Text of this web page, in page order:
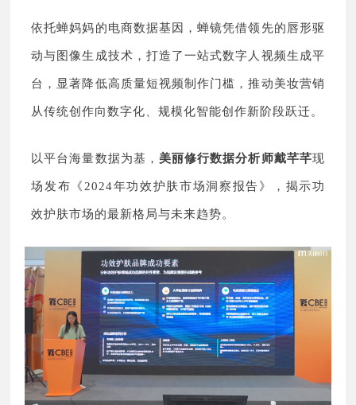
依托蝉妈妈的电商数据基因，蝉镜凭借领先的唇形驱
动与图像生成技术，打造了一站式数字人视频生成平
台，显著降低高质量短视频制作门槛，推动美妆营销
从传统创作向数字化、规模化智能创作新阶段跃迁。
以平台海量数据为基， 美丽修行数据分析师戴芊芊现
场发布《2024年功效护肤市场洞察报告》，揭示功
效护肤市场的最新格局与未来趋势。